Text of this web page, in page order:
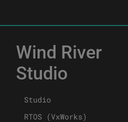
Wind River
Studio
Studio
RTOS (VxWorks)